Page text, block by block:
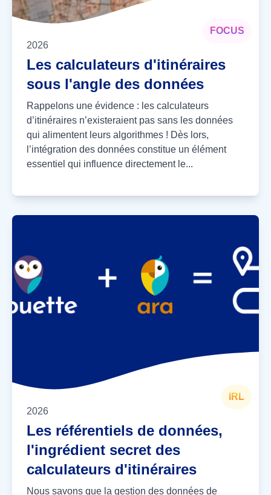
FOCUS
2026
Les calculateurs d'itinéraires
sous l'angle des données
Rappelons une évidence : les calculateurs
d’itinéraires n’existeraient pas sans les données
qui alimentent leurs algorithmes ! Dès lors,
l’intégration des données constitue un élément
essentiel qui influence directement le...
IRL
2026
Les référentiels de données,
l'ingrédient secret des
calculateurs d'itinéraires
Nous savons que la gestion des données de